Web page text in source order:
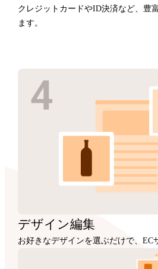
クレジットカードやID決済など、豊
ます。
デザイン編集
お好きなデザインを選ぶだけで、EC